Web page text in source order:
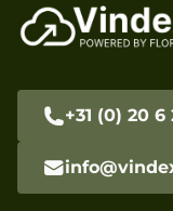
+31 (0) 20 6